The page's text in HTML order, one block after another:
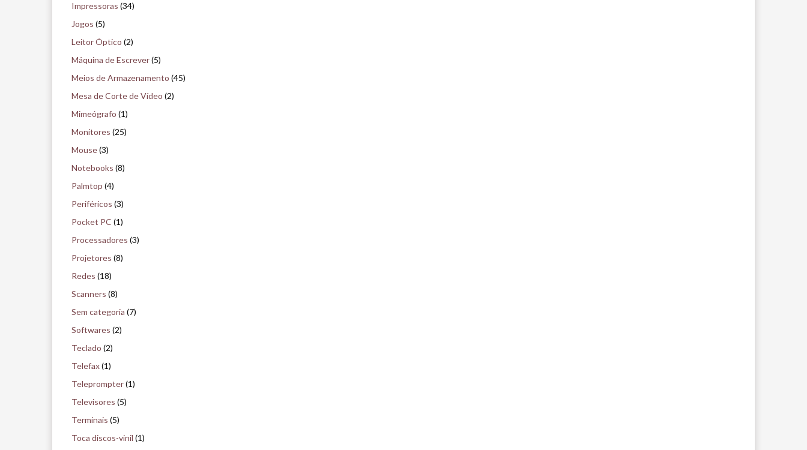
Impressoras (34)
Jogos (5)
Leitor Óptico (2)
Máquina de Escrever(5)
Meios de Armazenamento (45)
Mesa de Corte de Vídeo (2)
Mimeógrafo (1)
Monitores (25)
Mouse(3)
Notebooks (8)
Palmtop (4)
Periféricos (3)
Pocket PC (1)
Processadores (3)
Projetores (8)
Redes (18)
Scanners (8)
Sem categoria (7)
Softwares (2)
Teclado (2)
Telefax(1)
Teleprompter(1)
Televisores (5)
Terminais (5)
Toca discos-vinil (1)